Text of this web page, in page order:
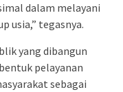
dalam melayani
usia,” tegasnya.
yang dibangun
pelayanan
sebagai